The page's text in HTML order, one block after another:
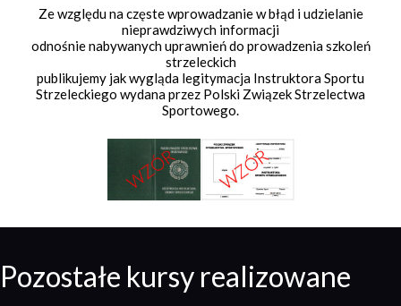
Ze względu na częste wprowadzanie w błąd i udzielanie
nieprawdziwych informacji
odnośnie nabywanych uprawnień do prowadzenia szkoleń
strzeleckich
publikujemy jak wygląda legitymacja Instruktora Sportu
Strzeleckiego wydana przez Polski Związek Strzelectwa
Sportowego.
Pozostałe kursy realizowane